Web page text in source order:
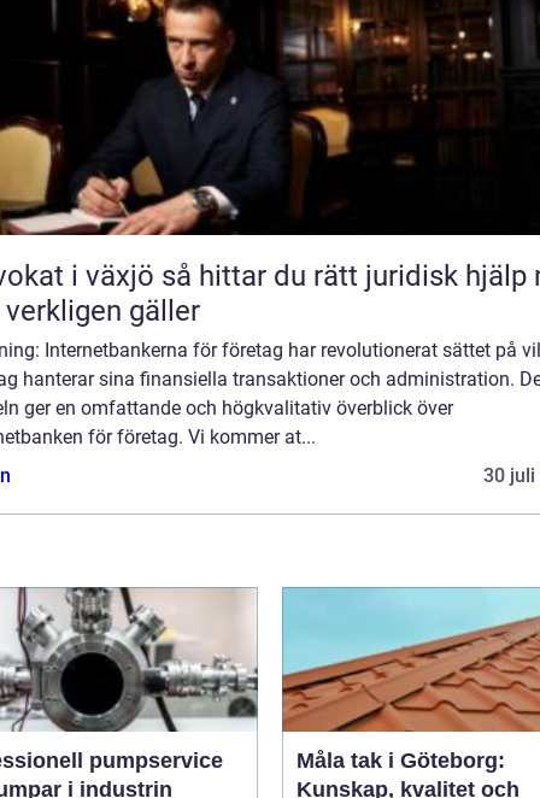
så hittar du rätt juridisk hjälp när
gäller
Internetbankerna för företag har revolutionerat sättet på
hanterar sina finansiella transaktioner och administration.
ger en omfattande och högkvalitativ överblick över
för företag. Vi kommer at...
30 juli
pumpservice
i industrin
Måla tak i Göteborg:
Kunskap, kvalitet och